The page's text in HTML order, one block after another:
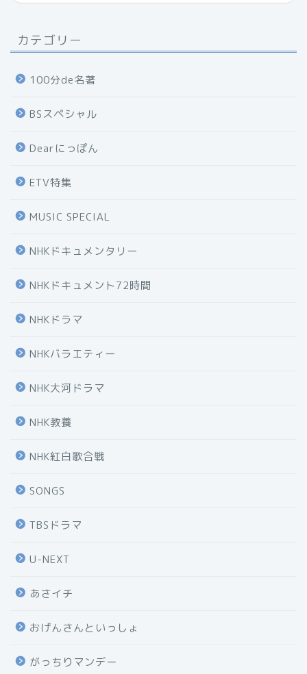
カテゴリー
100分de名著
BSスペシャル
Dearにっぽん
ETV特集
MUSIC SPECIAL
NHKドキュメンタリー
NHKドキュメント72時間
NHKドラマ
NHKバラエティー
NHK大河ドラマ
NHK教養
NHK紅白歌合戦
SONGS
TBSドラマ
U-NEXT
あさイチ
おげんさんといっしょ
がっちりマンデー